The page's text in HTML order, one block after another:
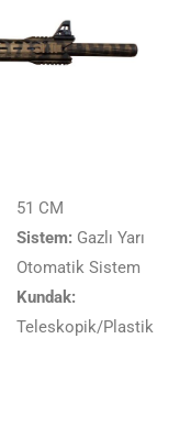
51 CM
Sistem: Gazlı Yarı
Otomatik Sistem
Kundak:
Teleskopik/Plastik